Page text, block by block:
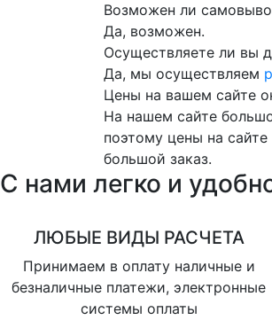
Возможен ли
Да, возможен.
Осуществляете ли вы
Да, мы осуществляем
Цены на вашем сайте
На нашем сайте
поэтому цены на
большой заказ.
С нами легко и
ЛЮБЫЕ ВИДЫ РАСЧЕТА
Принимаем в оплату наличные и
безналичные платежи, электронные
системы оплаты